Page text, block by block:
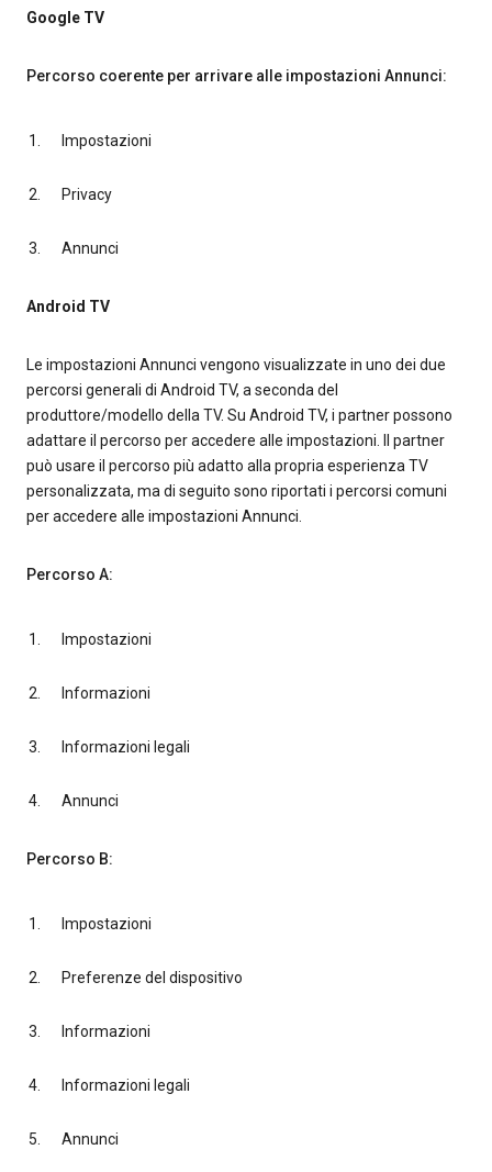
Google TV
Percorso coerente per arrivare alle impostazioni Annunci:
Impostazioni
Privacy
Annunci
Android TV
Le impostazioni Annunci vengono visualizzate in uno dei due
percorsi generali di Android TV, a seconda del
produttore/modello della TV. Su Android TV, i partner possono
adattare il percorso per accedere alle impostazioni. Il partner
può usare il percorso più adatto alla propria esperienza TV
personalizzata, ma di seguito sono riportati i percorsi comuni
per accedere alle impostazioni Annunci.
Percorso A:
Impostazioni
Informazioni
Informazioni legali
Annunci
Percorso B:
Impostazioni
Preferenze del dispositivo
Informazioni
Informazioni legali
Annunci